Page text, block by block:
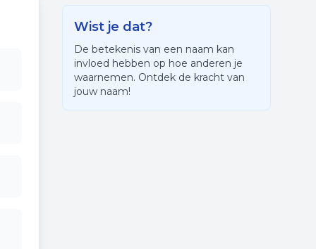
Wist je dat?
De betekenis van een naam kan
invloed hebben op hoe anderen je
waarnemen. Ontdek de kracht van
jouw naam!